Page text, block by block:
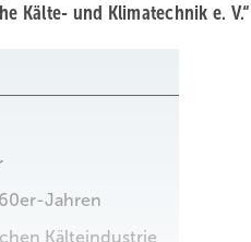
Kälte- und Klimatechnik e. V.“
Jahren
Kälteindustrie